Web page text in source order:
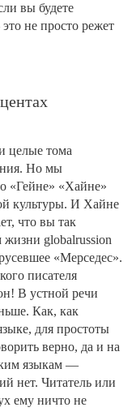
вы будете
не просто режет
целые тома
Но мы
«Гейне» «Хайне»
культуры. И Хайне
что вы так
жизни globalrussion
«Мерседес».
писателя
В устной речи
Как, как
для простоты
верно, да и на
языкам —
нет. Читатель или
ему ничто не